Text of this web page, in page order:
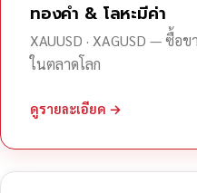
ทองคำ & โลหะมีค่า
XAUUSD · XAGUSD — ซื้
ในตลาดโลก
ดูรายละเอียด →